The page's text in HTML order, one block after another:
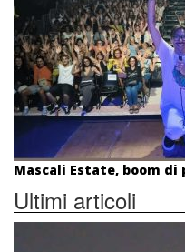
Mascali Estate, boom di
Ultimi articoli